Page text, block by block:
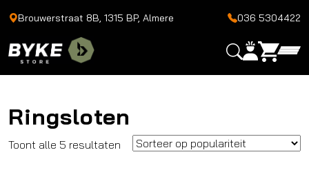
Brouwerstraat 8B, 1315 BP, Almere 036 5304422
Ringsloten
Toont alle 5 resultaten Gesorteerd